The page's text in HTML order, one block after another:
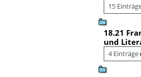
15
18.21
und
4 Einträge